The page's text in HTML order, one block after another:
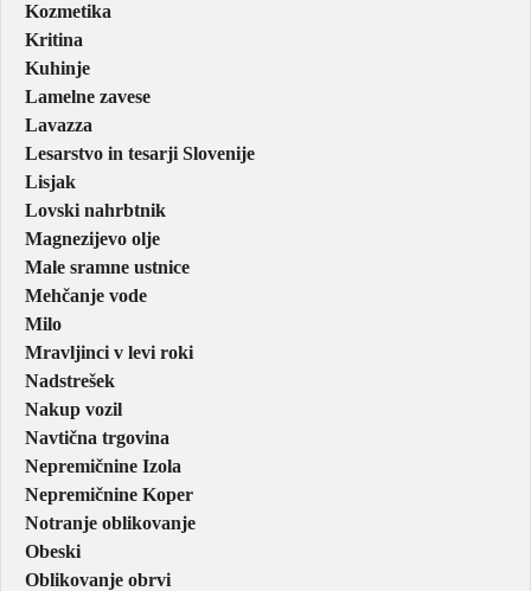
Kozmetika
Kritina
Kuhinje
Lamelne zavese
Lavazza
Lesarstvo in tesarji Slovenije
Lisjak
Lovski nahrbtnik
Magnezijevo olje
Male sramne ustnice
Mehčanje vode
Milo
Mravljinci v levi roki
Nadstrešek
Nakup vozil
Navtična trgovina
Nepremičnine Izola
Nepremičnine Koper
Notranje oblikovanje
Obeski
Oblikovanje obrvi